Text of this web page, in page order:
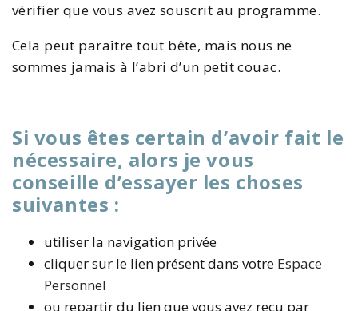
vérifier que vous avez souscrit au programme.
Cela peut paraître tout bête, mais nous ne
sommes jamais à l’abri d’un petit couac.
Si vous êtes certain d’avoir fait le
nécessaire, alors je vous
conseille d’essayer les choses
suivantes :
utiliser la navigation privée
cliquer sur le lien présent dans votre Espace
Personnel
ou repartir du lien que vous avez reçu par